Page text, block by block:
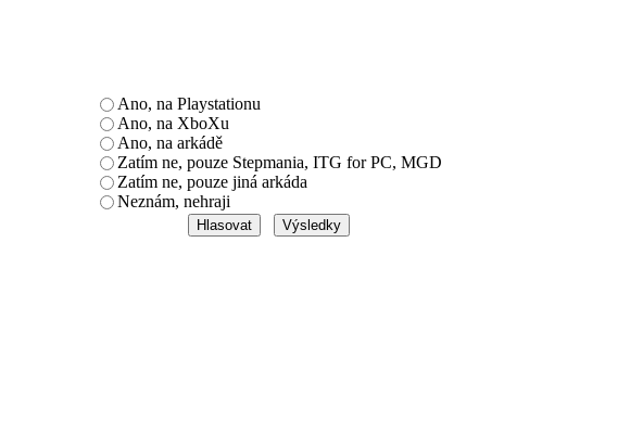
Ano, na Playstationu
Ano, na XboXu
Ano, na arkádě
Zatím ne, pouze Stepmania, ITG for PC, MGD
Zatím ne, pouze jiná arkáda
Neznám, nehraji